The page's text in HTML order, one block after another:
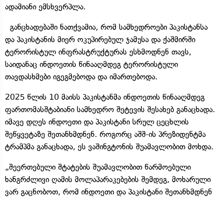
ადამიანი ემსხვერპლა.
განცხადებაში ნათქვამია, რომ სამხედროები პაკისტანსა
და პაკისტანის მიერ ოკუპირებულ ჯამუსა და ქაშმირში
ტერორისტულ ინფრასტრუქტურას ესხმოდნენ თავს,
საიდანაც ინდოეთის წინააღმდეგ ტერორისტული
თავდასხმები იგეგმებოდა და იმართებოდა.
2025 წლის 10 მაისს პაკისტანმა ინდოეთის წინააღმდეგ
ფართომასშტაბიანი სამხედრო შეტევის შესახებ განაცხადა.
იმავე დღეს ინდოეთი და პაკისტანი სრულ ცეცხლის
შეწყვეტაზე შეთანხმდნენ. როგორც აშშ-ის პრეზიდენტმა
ტრამპმა განაცხადა, ეს ვაშინგტონის შუამავლობით მოხდა.
„შეერთებული შტატების შუამავლობით წარმოებული
ხანგრძლივი ღამის მოლაპარაკებების შემდეგ, მოხარული
ვარ გაცნობოთ, რომ ინდოეთი და პაკისტანი შეთანხმდნენ